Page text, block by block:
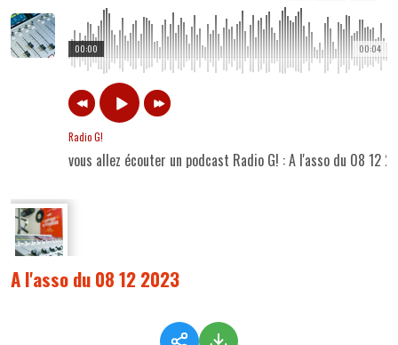
00:04
00:00
Radio G!
vous allez écouter un podcast Radio G! : A l'asso du 08 12
A l'asso du 08 12 2023